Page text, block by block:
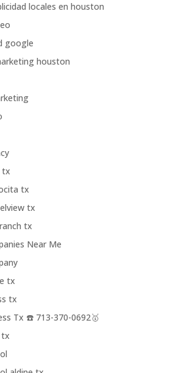
locales en houston
google
houston
tx
tx
tx
tx
Near Me
tx
tx
Tx ☎️ 713-370-0692🥇
tx